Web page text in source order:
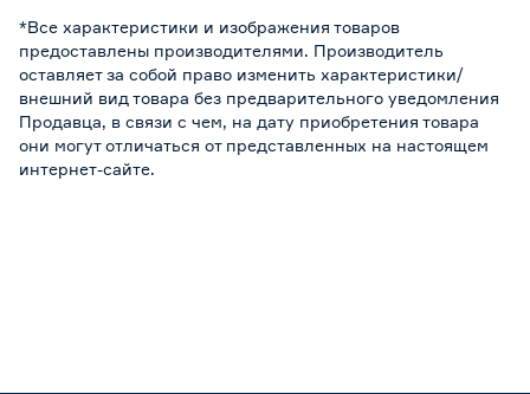
*Все характеристики и изображения товаров
предоставлены производителями. Производитель
оставляет за собой право изменить характеристики/
внешний вид товара без предварительного уведомления
Продавца, в связи с чем, на дату приобретения товара
они могут отличаться от представленных на настоящем
интернет-сайте.